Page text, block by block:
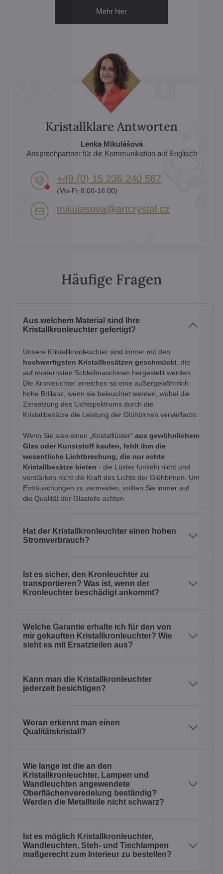
Mehr hier
Kristallklare Antworten
Lenka Mikulášová
Ansprechpartner für die Kommunikation auf Englisch
+49 (0) 15 236 240 567
(Mo-Fr 8:00-16:00)
mikulasova​@artcrystal​.cz
Häufige Fragen
Aus welchem Material sind Ihre
Kristallkronleuchter gefertigt?
Unsere Kristallkronleuchter sind immer mit den
hochwertigsten Kristallbesätzen geschmückt, die
auf modernsten Schleifmaschinen hergestellt werden.
Die Kronleuchter erreichen so eine außergewöhnlich
hohe Brillanz, wenn sie beleuchtet werden, wobei die
Zersetzung des Lichtspektrums durch die
Kristallbesätze die Leistung der Glühbirnen vervielfacht.
Wenn Sie also einen „Kristalllüster" aus gewöhnlichem
Glas oder Kunststoff kaufen, fehlt ihm die
wesentliche Lichtbrechung, die nur echte
Kristallbesätze bieten - die Lüster funkeln nicht und
verstärken nicht die Kraft des Lichts der Glühbirnen. Um
Enttäuschungen zu vermeiden, sollten Sie immer auf
die Qualität der Glasteile achten.
Hat der Kristallkronleuchter einen hohen
Stromverbrauch?
Ist es sicher, den Kronleuchter zu
transportieren? Was ist, wenn der
Kronleuchter beschädigt ankommt?
Welche Garantie erhalte ich für den von
mir gekauften Kristallkronleuchter? Wie
sieht es mit Ersatzteilen aus?
Kann man die Kristallkronleuchter
jederzeit besichtigen?
Woran erkennt man einen
Qualitätskristall?
Wie lange ist die an den
Kristallkronleuchter, Lampen und
Wandleuchten angewendete
Oberflächenveredelung beständig?
Werden die Metallteile nicht schwarz?
Ist es möglich Kristallkronleuchter,
Wandleuchten, Steh- und Tischlampen
maßgerecht zum Interieur zu bestellen?